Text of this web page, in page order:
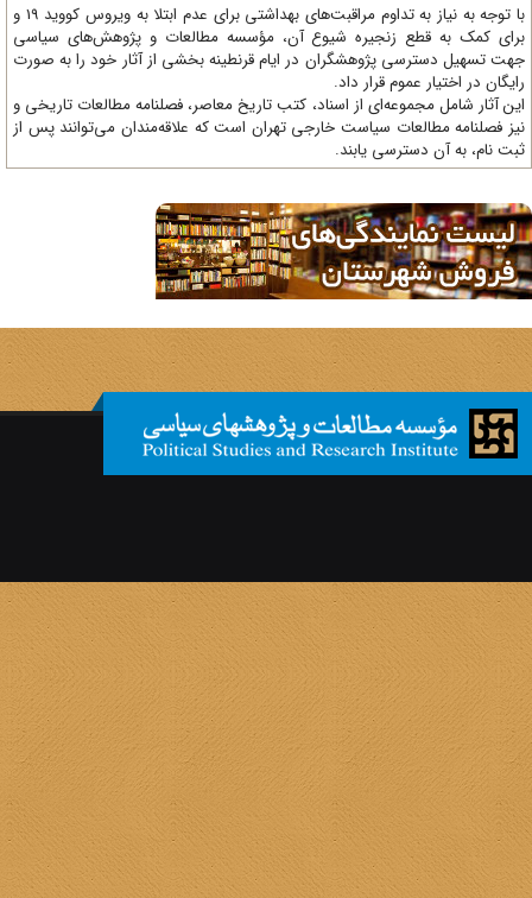
با توجه به نیاز به تداوم مراقبت‌های بهداشتی برای عدم ابتلا به ویروس کووید 19 و
کمک به قطع زنجیره شیوع آن، مؤسسه مطالعات و پژوهش‌های سیاسی
تسهیل دسترسی پژوهشگران در ایام قرنطینه بخشی از آثار خود را به صورت
در اختیار عموم قرار داد.
آثار شامل مجموعه‌ای از اسناد، کتب تاریخ معاصر، فصلنامه‌ مطالعات تاریخی و
فصلنامه مطالعات سیاست خارجی تهران است که علاقه‌مندان می‌توانند پس از
نام، به آن دسترسی یابند.